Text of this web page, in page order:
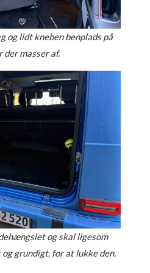
og lidt kneben benplads på
masser af.
og skal ligesom
grundigt, for at lukke den.